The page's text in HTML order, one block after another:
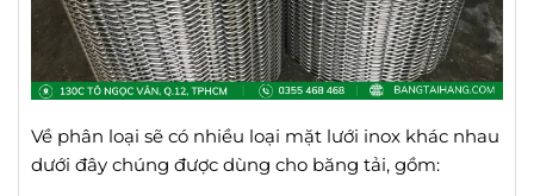
Về phân loại sẽ có nhiều loại mặt lưới inox khác nhau
dưới đây chúng được dùng cho băng tải, gồm: